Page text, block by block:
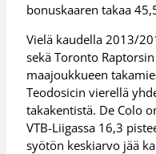
bonuskaaren takaa
Vielä kaudella 2013/
sekä Toronto
maajoukkueen
Teodosicin vierellä
takakentistä. De Colo
VTB-Liigassa 16,3
syötön keskiarvo jää